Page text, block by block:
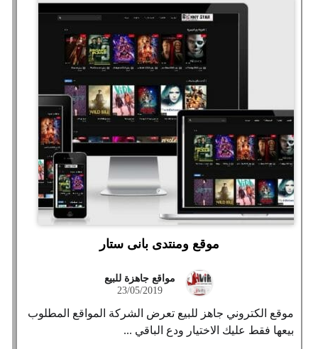
موقع ومنتدى بانى ستار
مواقع جاهزة للبيع
23/05/2019
موقع الكتروني جاهز للبيع تعرض الشركة المواقع المطلوب
بيعها فقط عليك الاختيار ودع الباقي ...